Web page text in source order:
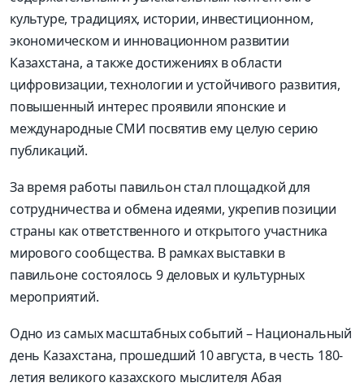
культуре, традициях, истории, инвестиционном,
экономическом и инновационном развитии
Казахстана, а также достижениях в области
цифровизации, технологии и устойчивого развития,
повышенный интерес проявили японские и
международные СМИ посвятив ему целую серию
публикаций.
За время работы павильон стал площадкой для
сотрудничества и обмена идеями, укрепив позиции
страны как ответственного и открытого участника
мирового сообщества. В рамках выставки в
павильоне состоялось 9 деловых и культурных
мероприятий.
Одно из самых масштабных событий – Национальный
день Казахстана, прошедший 10 августа, в честь 180-
летия великого казахского мыслителя Абая